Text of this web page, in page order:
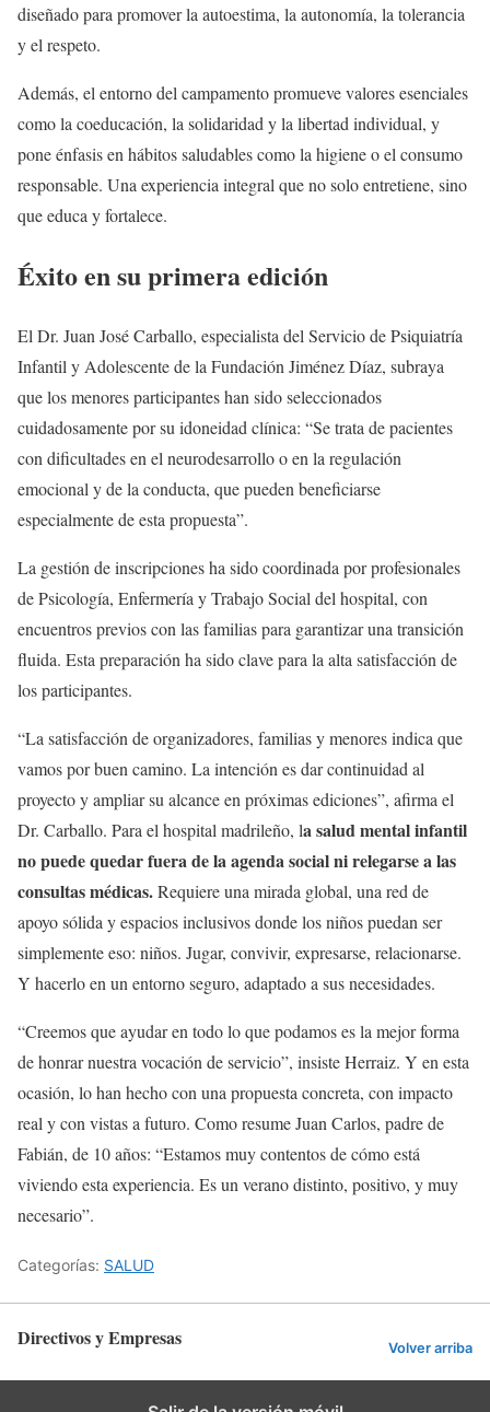
diseñado para promover la autoestima, la autonomía, la tolerancia
y el respeto.
Además, el entorno del campamento promueve valores esenciales
como la coeducación, la solidaridad y la libertad individual, y
pone énfasis en hábitos saludables como la higiene o el consumo
responsable. Una experiencia integral que no solo entretiene, sino
que educa y fortalece.
Éxito en su primera edición
El Dr. Juan José Carballo, especialista del Servicio de Psiquiatría
Infantil y Adolescente de la Fundación Jiménez Díaz, subraya
que los menores participantes han sido seleccionados
cuidadosamente por su idoneidad clínica: “Se trata de pacientes
con dificultades en el neurodesarrollo o en la regulación
emocional y de la conducta, que pueden beneficiarse
especialmente de esta propuesta”.
La gestión de inscripciones ha sido coordinada por profesionales
de Psicología, Enfermería y Trabajo Social del hospital, con
encuentros previos con las familias para garantizar una transición
fluida. Esta preparación ha sido clave para la alta satisfacción de
los participantes.
“La satisfacción de organizadores, familias y menores indica que
vamos por buen camino. La intención es dar continuidad al
proyecto y ampliar su alcance en próximas ediciones”, afirma el
Dr. Carballo. Para el hospital madrileño, la salud mental infantil
no puede quedar fuera de la agenda social ni relegarse a las
consultas médicas.Requiere una mirada global, una red de
apoyo sólida y espacios inclusivos donde los niños puedan ser
simplemente eso: niños. Jugar, convivir, expresarse, relacionarse.
Y hacerlo en un entorno seguro, adaptado a sus necesidades.
“Creemos que ayudar en todo lo que podamos es la mejor forma
de honrar nuestra vocación de servicio”, insiste Herraiz. Y en esta
ocasión, lo han hecho con una propuesta concreta, con impacto
real y con vistas a futuro. Como resume Juan Carlos, padre de
Fabián, de 10 años: “Estamos muy contentos de cómo está
viviendo esta experiencia. Es un verano distinto, positivo, y muy
necesario”.
Categorías: SALUD
Directivos y Empresas Volver arriba